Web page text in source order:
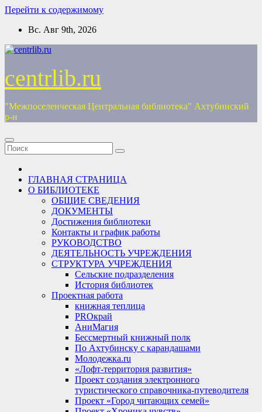
Перейти к содержимому
Вс. Авг 9th, 2026
centrlib.ru
"Межпоселенческая Центральная библиотека" Ахтубинский
р-н
ГЛАВНАЯ СТРАНИЦА
О БИБЛИОТЕКЕ
ОБЩИЕ СВЕДЕНИЯ
ДОКУМЕНТЫ
Достижения библиотеки
Контакты и график работы
РУКОВОДСТВО
ДЕЯТЕЛЬНОСТЬ УЧРЕЖДЕНИЯ
СТРУКТУРА УЧРЕЖДЕНИЯ
Сельские подразделения
История библиотек
Проектная работа
книжная теплица
PROкрай
АниМагия
Бессмертный книжный полк
По Ахтубинску с карандашами
Молодежка.ru
«Лофт-территория развития»
Проект создания электронного
туристического справочника-путеводителя
Проект «Город читающих семей»